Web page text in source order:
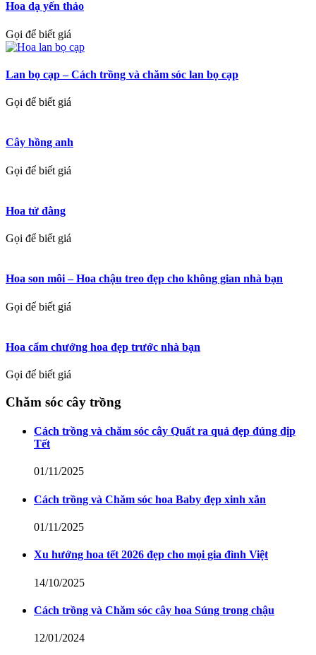
Hoa dạ yến thảo
Gọi để biết giá
Lan bọ cạp – Cách trồng và chăm sóc lan bọ cạp
Gọi để biết giá
Cây hồng anh
Gọi để biết giá
Hoa tử đằng
Gọi để biết giá
Hoa son môi – Hoa chậu treo đẹp cho không gian nhà bạn
Gọi để biết giá
Hoa cẩm chướng hoa đẹp trước nhà bạn
Gọi để biết giá
Chăm sóc cây trồng
Cách trồng và chăm sóc cây Quất ra quả đẹp đúng dịp
Tết
01/11/2025
Cách trồng và Chăm sóc hoa Baby đẹp xinh xắn
01/11/2025
Xu hướng hoa tết 2026 đẹp cho mọi gia đình Việt
14/10/2025
Cách trồng và Chăm sóc cây hoa Súng trong chậu
12/01/2024